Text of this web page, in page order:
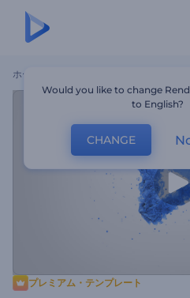
ホーム
プレミアム・テンプレート
Would you like to change
to English?
CHANGE